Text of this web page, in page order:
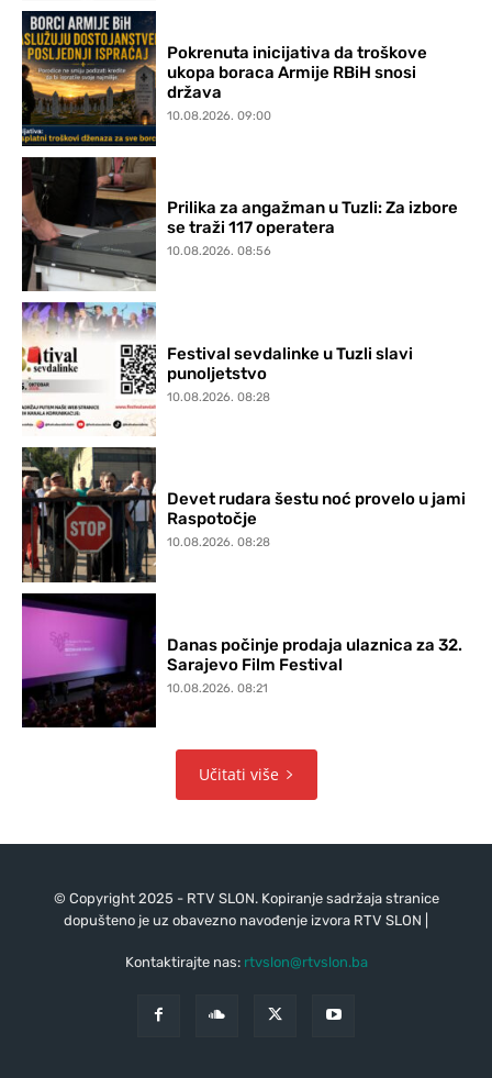
Pokrenuta inicijativa da troškove
ukopa boraca Armije RBiH snosi
država
10.08.2026. 09:00
Prilika za angažman u Tuzli: Za izbore
se traži 117 operatera
10.08.2026. 08:56
Festival sevdalinke u Tuzli slavi
punoljetstvo
10.08.2026. 08:28
Devet rudara šestu noć provelo u jami
Raspotočje
10.08.2026. 08:28
Danas počinje prodaja ulaznica za 32.
Sarajevo Film Festival
10.08.2026. 08:21
Učitati više
© Copyright 2025 - RTV SLON. Kopiranje sadržaja stranice
dopušteno je uz obavezno navođenje izvora RTV SLON |
Kontaktirajte nas: rtvslon@rtvslon.ba